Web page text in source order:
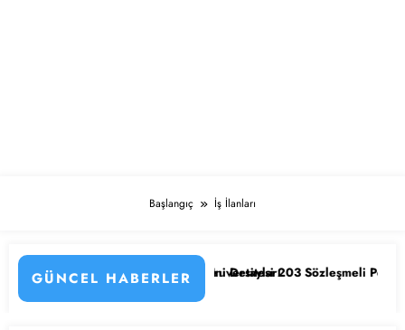
Başlangıç İş İlanları
GÜNCEL HABERLER
203 Sözleşmeli Personel Alımı Başladı! İşte Kadrolar, Şartlar
KPSS’li ve KPSS’siz